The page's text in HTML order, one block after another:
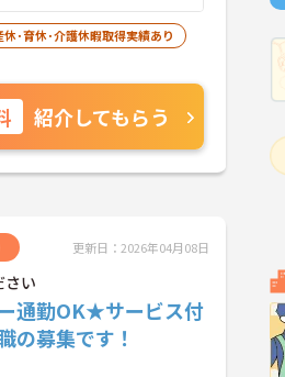
休･育休･介護休暇取得実績あり
紹介してもらう
更新日：2026年04月08日
い
通勤OK★サービス付
の募集です！